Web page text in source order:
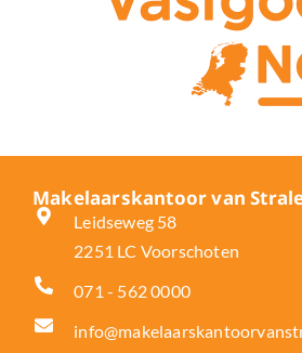
Makelaarskantoor van
Leidseweg 58
2251 LC Voorschoten
071 - 562 0000